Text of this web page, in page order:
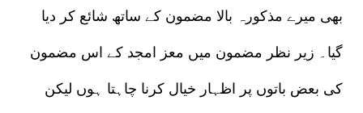
بھی میرے مذکورہ بالا مضمون کے ساتھ شائع کر دیا
گیا۔ زیر نظر مضمون میں معز امجد کے اس مضمون
کی بعض باتوں پر اظہار خیال کرنا چاہتا ہوں لیکن